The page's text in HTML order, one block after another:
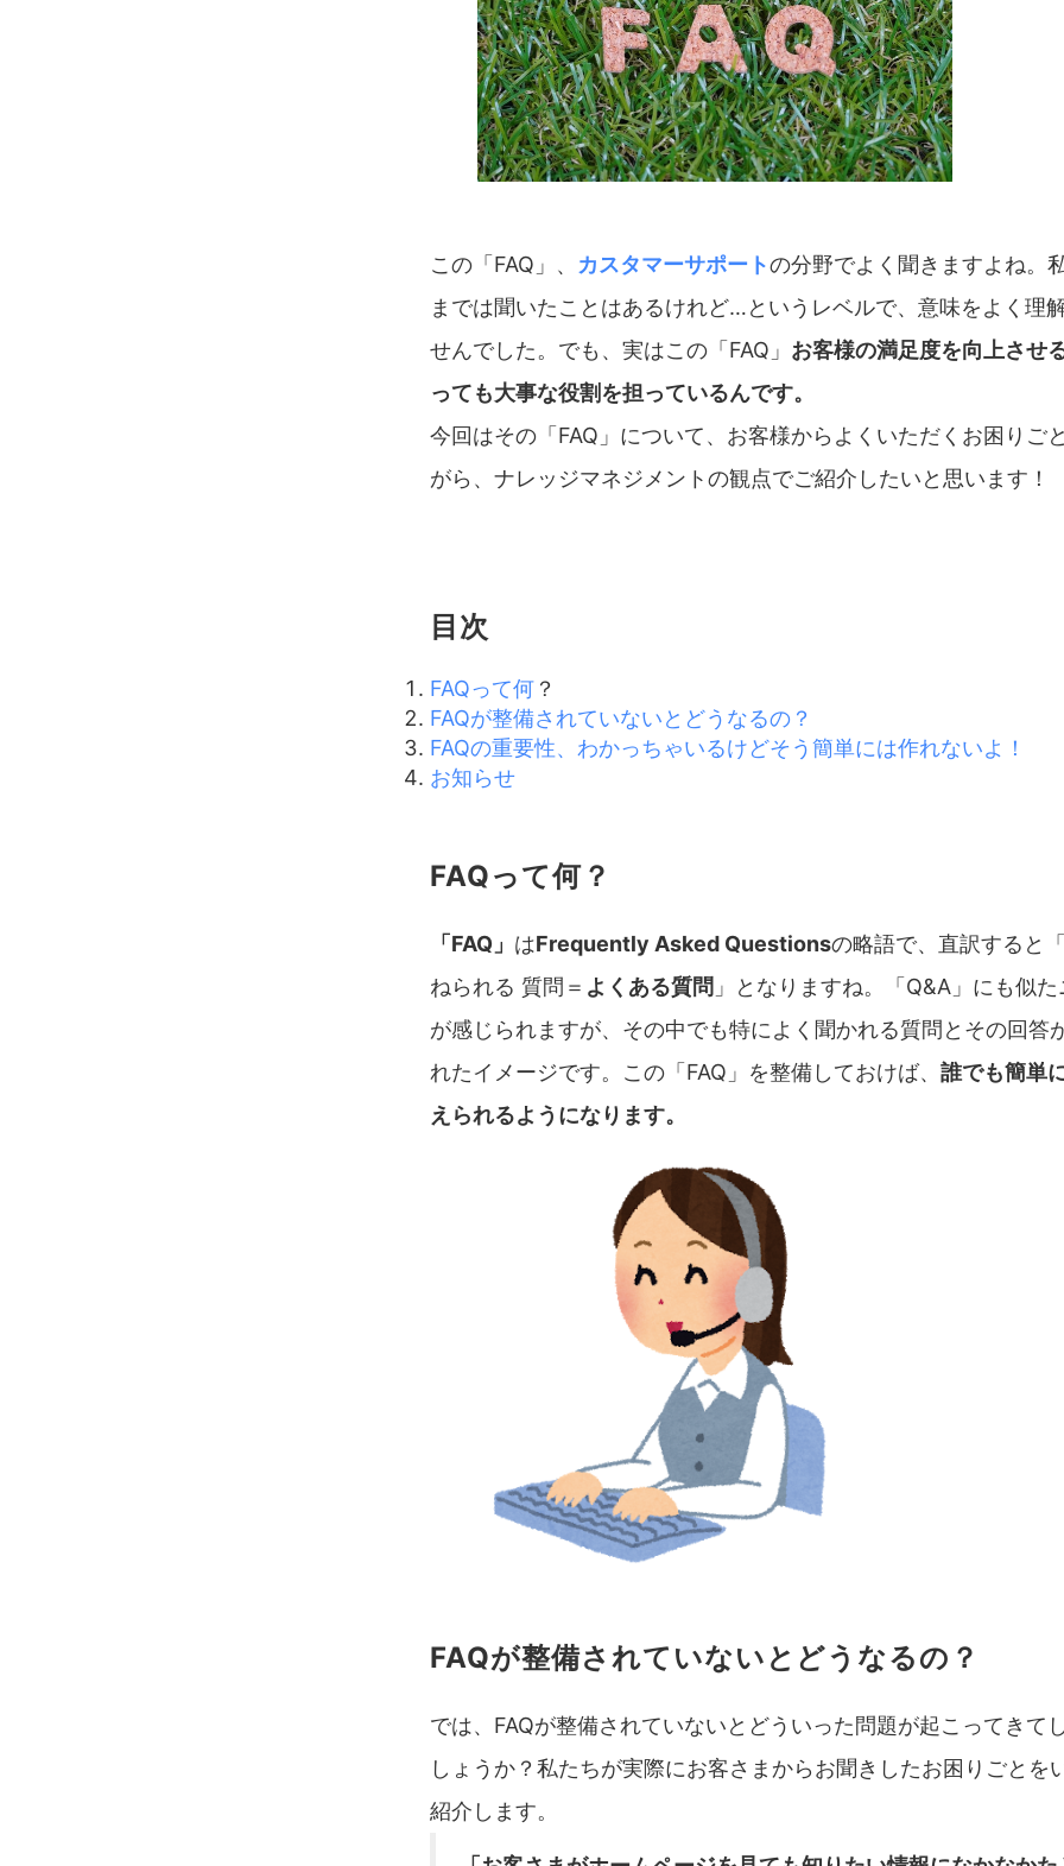
この「FAQ」、 カスタマーサポートの分野でよく聞きますよね。
までは聞いたことはあるけれど…というレベルで、意味をよく理
せんでした。でも、実はこの「FAQ」 お客様の満足度を向上させ
っても大事な役割を担っているんです。
今回はその「FAQ」について、お客様からよくいただくお困りご
がら、ナレッジマネジメントの観点でご紹介したいと思います！
目次
FAQって何 ？
FAQが整備されていないとどうなるの？
FAQの重要性、わかっちゃいるけどそう簡単には作れないよ！
お知らせ
FAQって何？
「FAQ」 はFrequently Asked Questionsの略語で、直訳すると
ねられる 質問＝ よくある質問 」となりますね。「Q&A」にも似た
が感じられますが、その中でも特によく聞かれる質問とその回答
れたイメージです。この「FAQ」を整備しておけば、 誰でも簡単
えられるようになります。
FAQが整備されていないとどうなるの？
では、FAQが整備されていないとどういった問題が起こってきて
しょうか？私たちが実際にお客さまからお聞きしたお困りごとを
紹介します。